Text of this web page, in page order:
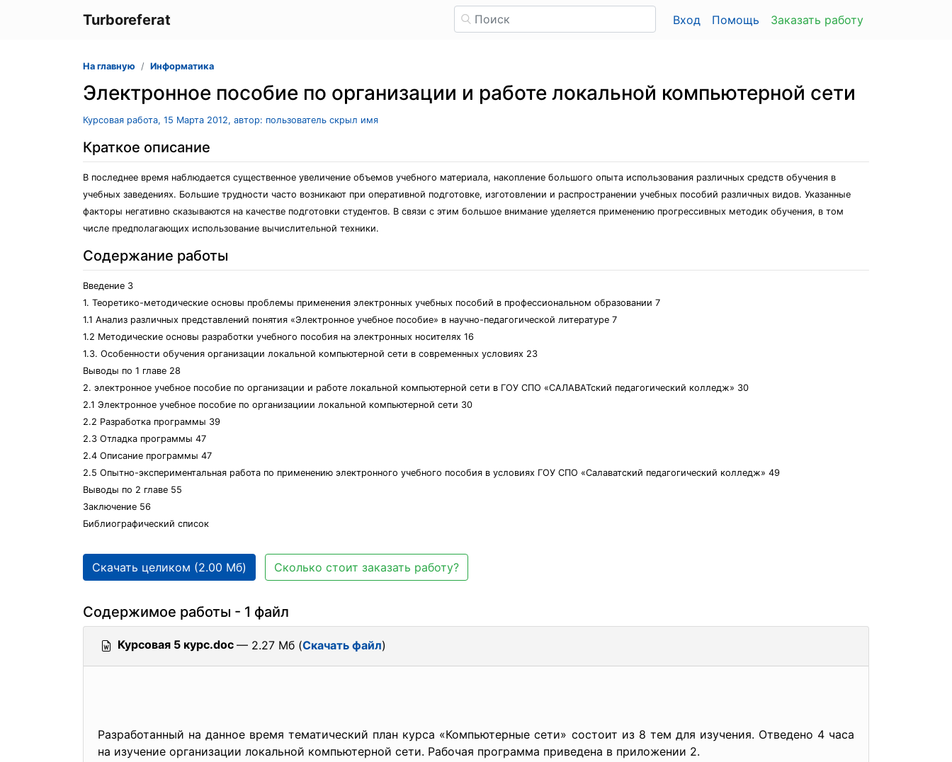
Turboreferat Вход Помощь Заказать работу
На главную Информатика
Электронное пособие по организации и работе локальной компьютерной сети
Курсовая работа, 15 Марта 2012, автор: пользователь скрыл имя
Краткое описание
В последнее время наблюдается существенное увеличение объемов учебного материала, накопление большого опыта использования различных средств обучения в
учебных заведениях. Большие трудности часто возникают при оперативной подготовке, изготовлении и распространении учебных пособий различных видов. Указанные
факторы негативно сказываются на качестве подготовки студентов. В связи с этим большое внимание уделяется применению прогрессивных методик обучения, в том
числе предполагающих использование вычислительной техники.
Содержание работы
Введение 3
1. Теоретико-методические основы проблемы применения электронных учебных пособий в профессиональном образовании 7
1.1 Анализ различных представлений понятия «Электронное учебное пособие» в научно-педагогической литературе 7
1.2 Методические основы разработки учебного пособия на электронных носителях 16
1.3. Особенности обучения организации локальной компьютерной сети в современных условиях 23
Выводы по 1 главе 28
2. электронное учебное пособие по организации и работе локальной компьютерной сети в ГОУ СПО «САЛАВАТский педагогический колледж» 30
2.1 Электронное учебное пособие по организациии локальной компьютерной сети 30
2.2 Разработка программы 39
2.3 Отладка программы 47
2.4 Описание программы 47
2.5 Опытно-экспериментальная работа по применению электронного учебного пособия в условиях ГОУ СПО «Салаватский педагогический колледж» 49
Выводы по 2 главе 55
Заключение 56
Библиографический список
Скачать целиком (2.00 Мб) Сколько стоит заказать работу?
Содержимое работы - 1 файл
Курсовая 5 курс.doc — 2.27 Мб (Скачать файл)
Разработанный на данное время тематический план курса «Компьютерные сети» состоит из 8 тем для изучения. Отведено 4 часа
на изучение организации локальной компьютерной сети. Рабочая программа приведена в приложении 2.